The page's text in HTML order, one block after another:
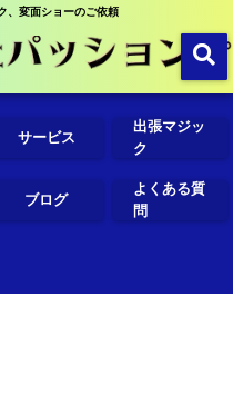
、変面ショーのご依頼
サービス
出張マジッ
ク
ブログ
よくある質
問